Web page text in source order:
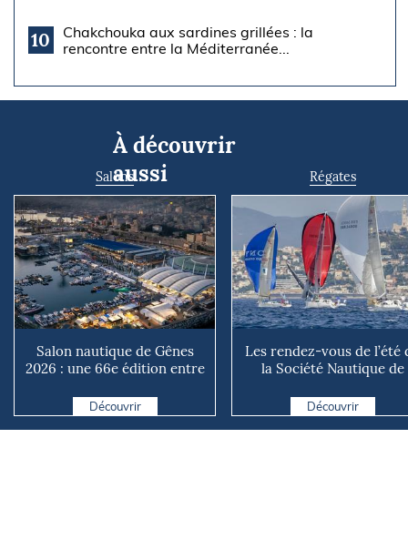
10
Chakchouka aux sardines grillées : la
rencontre entre la Méditerranée...
À découvrir
aussi
Salons
Salon nautique de Gênes
2026 : une 66e édition entre
Découvrir
Régates
Les rendez-vous de l’été
la Société Nautique de
Découvrir